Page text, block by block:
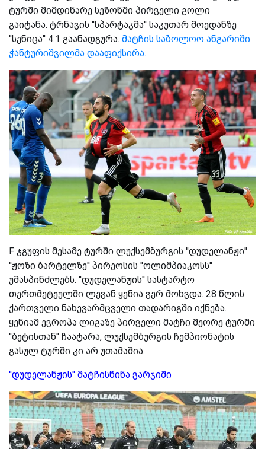
ტურში მიმდინარე სეზონში პირველი გოლი
გაიტანა. ტრნავის ''სპარტაკმა'' საკუთარ მოედანზე
''სენიცა'' 4:1 გაანადგურა. მატჩის საბოლოო ანგარიში
ჭანტურიშვილმა დააფიქსირა.
F ჯგუფის მესამე ტურში ლუქსემბურგის ''დუდელანჟი''
''ჟოზი ბარტელზე'' პირეოსის ''ოლიმპიაკოსს''
უმასპინძლებს. ''დუდელანჟის'' სასტარტო
თერთმეტეულში ლევან ყენია ვერ მოხვდა. 28 წლის
ქართველი ნახევარმცველი თადარიგში იქნება.
ყენიამ ევროპა ლიგაზე პირველი მატჩი მეორე ტურში
''ბეტისთან'' ჩაატარა, ლუქსემბურგის ჩემპიონატის
გასულ ტურში კი არ უთამაშია.
''დუდელანჟის'' მატჩისწინა ვარჯიში